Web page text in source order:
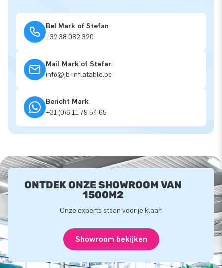
Bel Mark of Stefan
+32 38 082 320
Mail Mark of Stefan
info@jb-inflatable.be
Bericht Mark
+31 (0)6 11 79 54 65
ONTDEK ONZE SHOWROOM VAN
1500M2
Onze experts staan voor je klaar!
Showroom bekijken